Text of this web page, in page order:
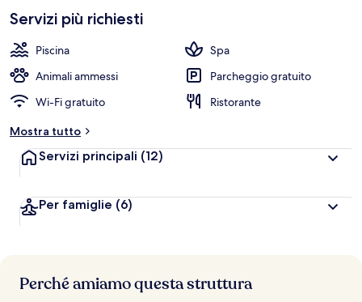
popolare
a
u
z
a
Servizi più richiesti
Piscina
Spa
Animali ammessi
Parcheggio gratuito
Wi-Fi gratuito
Ristorante
Mostra tutto
Servizi principali (12)
Per famiglie (6)
Perché amiamo questa struttura